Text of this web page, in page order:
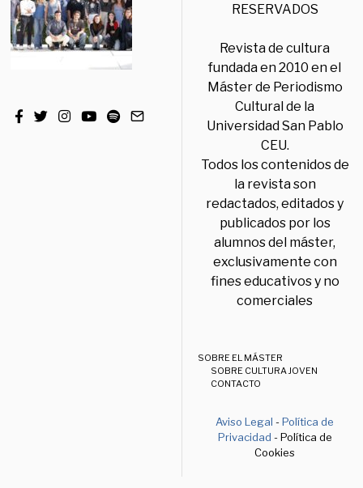
RESERVADOS
Revista de cultura
fundada en 2010 en el
Máster de Periodismo
Cultural de la
Universidad San Pablo
CEU.
Todos los contenidos de
la revista son
redactados, editados y
publicados por los
alumnos del máster,
exclusivamente con
fines educativos y no
comerciales
SOBRE EL MÁSTER
SOBRE CULTURA JOVEN
CONTACTO
Aviso Legal -Política de
Privacidad - Política de
Cookies